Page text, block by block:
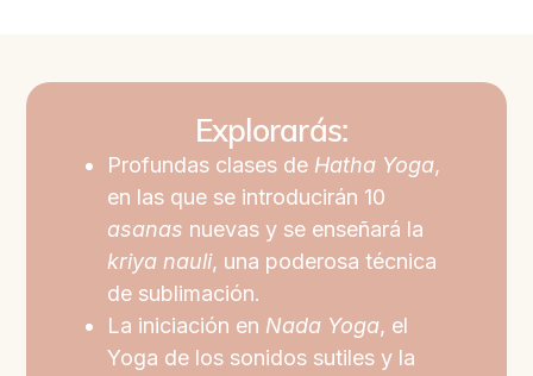
Explorarás:
Profundas clases de Hatha Yoga,
en las que se introducirán 10
asanas nuevas y se enseñará la
kriya nauli, una poderosa técnica
de sublimación.
La iniciación en Nada Yoga, el
Yoga de los sonidos sutiles y la